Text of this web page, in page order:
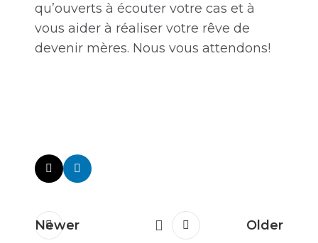
qu’ouverts à écouter votre cas et à
vous aider à réaliser votre rêve de
devenir mères. Nous vous attendons!
Newer Older